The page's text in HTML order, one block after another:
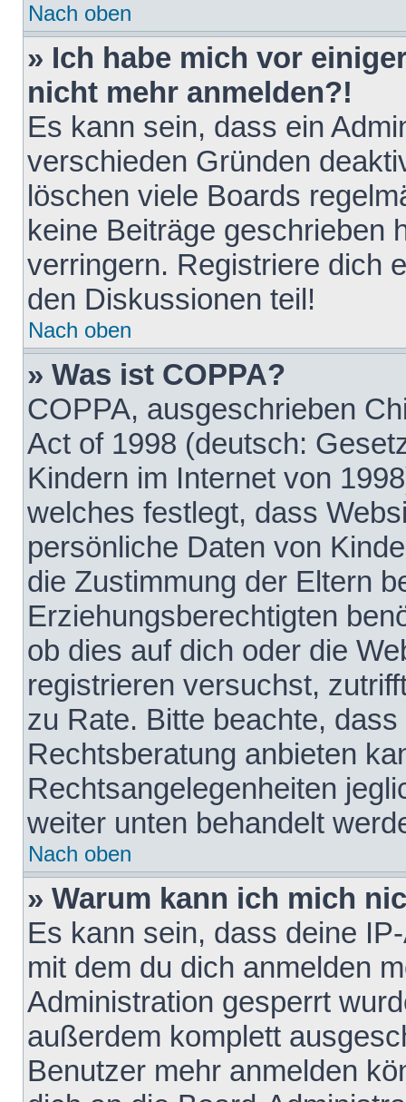
Nach oben
» Ich habe mich vor
nicht mehr anmelden?!
Es kann sein, dass ein
verschieden Gründen
löschen viele Boards
keine Beiträge geschrieben
verringern. Registriere dich
den Diskussionen teil!
Nach oben
» Was ist COPPA?
COPPA, ausgeschrieben
Act of 1998 (deutsch:
Kindern im Internet von
welches festlegt, dass
persönliche Daten von
die Zustimmung der Eltern
Erziehungsberechtigten
ob dies auf dich oder die
registrieren versuchst,
zu Rate. Bitte beachte,
Rechtsberatung anbieten
Rechtsangelegenheiten
weiter unten behandelt
Nach oben
» Warum kann ich mich
Es kann sein, dass deine
mit dem du dich anmelden
Administration gesperrt
außerdem komplett
Benutzer mehr anmelden